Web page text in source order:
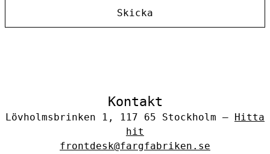
Skicka
Kontakt
Lövholmsbrinken 1, 117 65 Stockholm –
Hitta
hit
frontdesk@fargfabriken.se